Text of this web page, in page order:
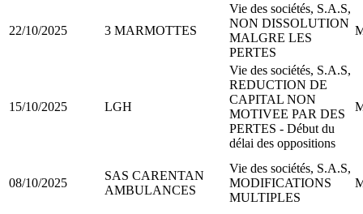
22/10/2025 3 MARMOTTES
Vie des sociétés, S.A.S,
NON DISSOLUTION
MALGRE LES
PERTES
15/10/2025 LGH
Vie des sociétés, S.A.S,
REDUCTION DE
CAPITAL NON
MOTIVEE PAR DES
PERTES - Début du
délai des oppositions
08/10/2025
SAS CARENTAN
AMBULANCES
Vie des sociétés, S.A.S,
MODIFICATIONS
MULTIPLES